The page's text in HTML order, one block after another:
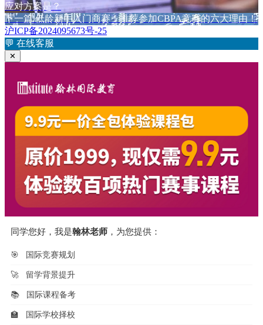
于
章
导
航
篇
文
章：
应对方案是？
下一篇下
篇
文
低龄新手入门商赛！推荐参加CBPA竞赛的六大理由！
沪ICP备2024095673号-25
💬 在线客服
✕
同学您好，我是翰林老师 ，为您提供：
🎯 国际竞赛规划
🚀 留学背景提升
📚 国际课程备考
🏫 国际学校择校